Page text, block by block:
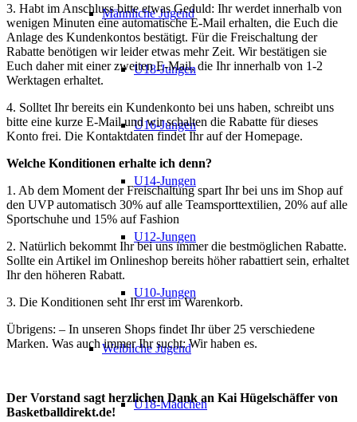
Männliche Jugend
U18-Jungen
U16-Jungen
U14-Jungen
U12-Jungen
U10-Jungen
Weibliche Jugend
U18-Mädchen
3. Habt im Anschluss bitte etwas Geduld: Ihr werdet innerhalb von
wenigen Minuten eine automatische E-Mail erhalten, die Euch die
Anlage des Kundenkontos bestätigt. Für die Freischaltung der
Rabatte benötigen wir leider etwas mehr Zeit. Wir bestätigen sie
Euch daher mit einer zweiten E-Mail, die Ihr innerhalb von 1-2
Werktagen erhaltet.
4. Solltet Ihr bereits ein Kundenkonto bei uns haben, schreibt uns
bitte eine kurze E-Mail und wir schalten die Rabatte für dieses
Konto frei. Die Kontaktdaten findet Ihr auf der Homepage.
Welche Konditionen erhalte ich denn?
1. Ab dem Moment der Freischaltung spart Ihr bei uns im Shop auf
den UVP automatisch 30% auf alle Teamsporttextilien, 20% auf alle
Sportschuhe und 15% auf Fashion
2. Natürlich bekommt Ihr bei uns immer die bestmöglichen Rabatte.
Sollte ein Artikel im Onlineshop bereits höher rabattiert sein, erhaltet
Ihr den höheren Rabatt.
3. Die Konditionen seht Ihr erst im Warenkorb.
Übrigens: – In unseren Shops findet Ihr über 25 verschiedene
Marken. Was auch immer Ihr sucht: Wir haben es.
Der Vorstand sagt herzlichen Dank an Kai Hügelschäffer von
Basketballdirekt.de!